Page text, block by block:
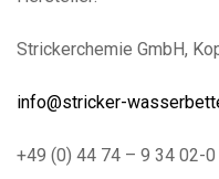
Strickerchemie GmbH,
info@stricker-
+49 (0) 44 74 – 9 34 02-0